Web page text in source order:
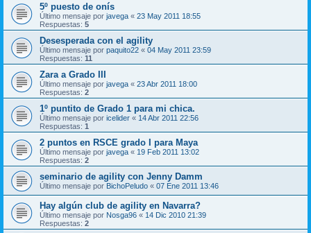
5º puesto de onís
Último mensaje por javega « 23 May 2011 18:55
Respuestas: 5
Desesperada con el agility
Último mensaje por paquito22 « 04 May 2011 23:59
Respuestas: 11
Zara a Grado III
Último mensaje por javega « 23 Abr 2011 18:00
Respuestas: 2
1º puntito de Grado 1 para mi chica.
Último mensaje por icelider « 14 Abr 2011 22:56
Respuestas: 1
2 puntos en RSCE grado I para Maya
Último mensaje por javega « 19 Feb 2011 13:02
Respuestas: 2
seminario de agility con Jenny Damm
Último mensaje por BichoPeludo « 07 Ene 2011 13:46
Hay algún club de agility en Navarra?
Último mensaje por Nosga96 « 14 Dic 2010 21:39
Respuestas: 2